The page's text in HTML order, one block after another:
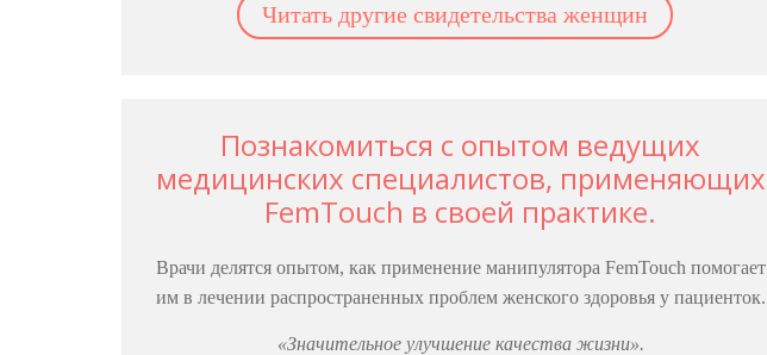
Читать другие свидетельства женщин
Познакомиться с опытом ведущих
медицинских специалистов, применяющих
FemTouch в своей практике.
Врачи делятся опытом, как применение манипулятора FemTouch помогает
им в лечении распространенных проблем женского здоровья у пациенток.
«Значительное улучшение качества жизни».